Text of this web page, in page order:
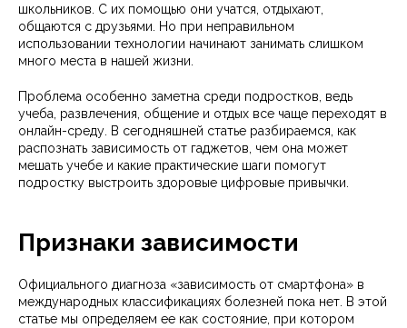
школьников. С их помощью они учатся, отдыхают,
общаются с друзьями. Но при неправильном
использовании технологии начинают занимать слишком
много места в нашей жизни.
Проблема особенно заметна среди подростков, ведь
учеба, развлечения, общение и отдых все чаще переходят в
онлайн-среду. В сегодняшней статье разбираемся, как
распознать зависимость от гаджетов, чем она может
мешать учебе и какие практические шаги помогут
подростку выстроить здоровые цифровые привычки.
Признаки зависимости
Официального диагноза «зависимость от смартфона» в
международных классификациях болезней пока нет. В этой
статье мы определяем ее как состояние, при котором